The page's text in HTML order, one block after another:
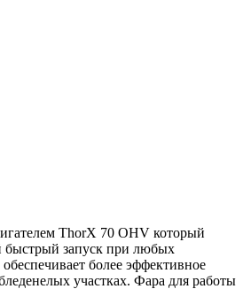
ThorX 70 OHV который
быстрый запуск при любых
более эффективное
участках. Фара для работы